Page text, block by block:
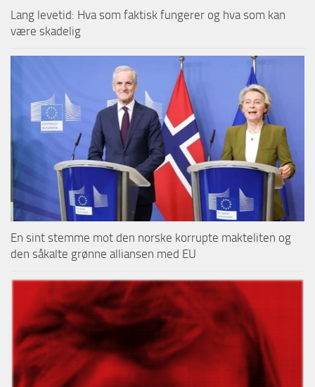
Lang levetid: Hva som faktisk fungerer og hva som kan
være skadelig
En sint stemme mot den norske korrupte makteliten og
den såkalte grønne alliansen med EU